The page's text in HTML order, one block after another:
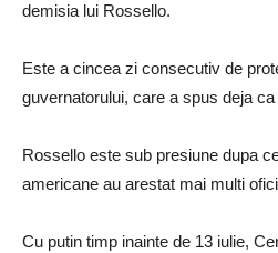
demisia lui Rossello.
Este a cincea zi consecutiv de
guvernatorului, care a spus deja
Rossello este sub presiune dupa
americane au arestat mai multi
Cu putin timp inainte de 13 iulie,